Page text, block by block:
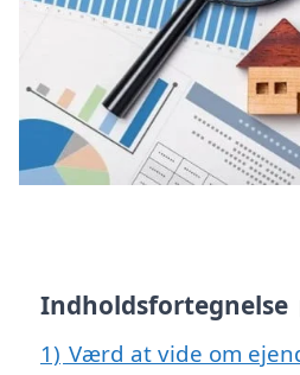
Indholdsfortegnelse
1) Værd at vide om